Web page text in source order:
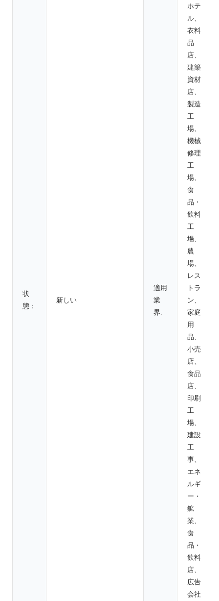
状
態：
新しい
適用
業
界:
ホテ
ル、
衣料
品
店、
建築
資材
店、
製造
工
場、
機械
修理
工
場、
食
品・
飲料
工
場、
農
場、
レス
トラ
ン、
家庭
用
品、
小売
店、
食品
店、
印刷
工
場、
建設
工
事、
エネ
ルギ
ー・
鉱
業、
食
品・
飲料
店、
広告
会社